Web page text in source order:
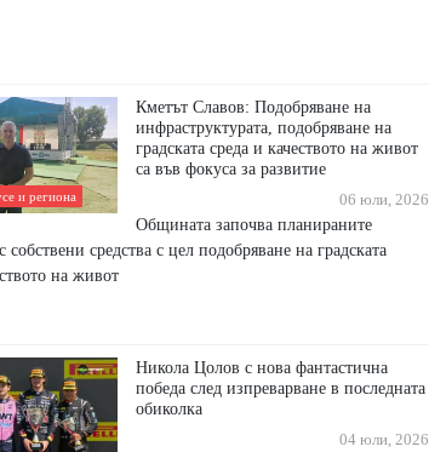
и региона
Кметът Славов: Подобряване на
инфраструктурата, подобряване на
градската среда и качеството на живот
са във фокуса за развитие
06 юли, 2026
Общината започва планираните
собствени средства с цел подобряване на градската
на живот
Никола Цолов с нова фантастична
победа след изпреварване в последната
обиколка
04 юли, 2026